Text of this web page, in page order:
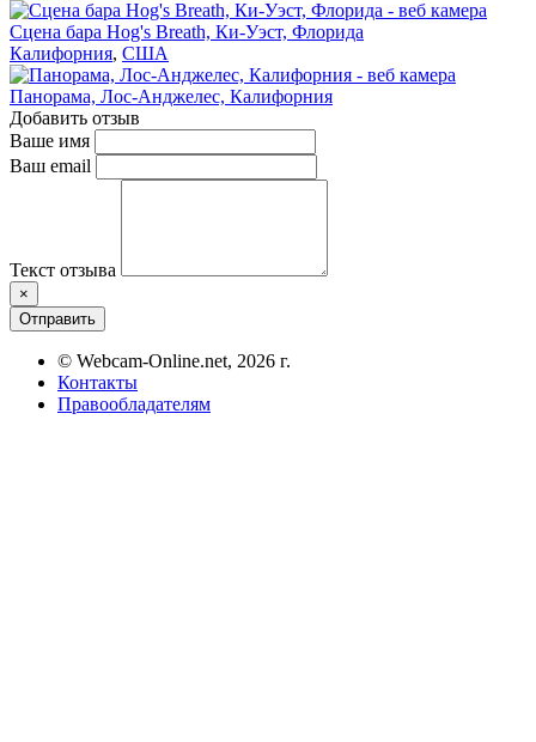
Сцена бара Hog's Breath, Ки-Уэст, Флорида
Калифорния, США
Панорама, Лос-Анджелес, Калифорния
Добавить отзыв
Ваше имя
Ваш email
Текст отзыва
×
Отправить
© Webcam-Online.net, 2026 г.
Контакты
Правообладателям